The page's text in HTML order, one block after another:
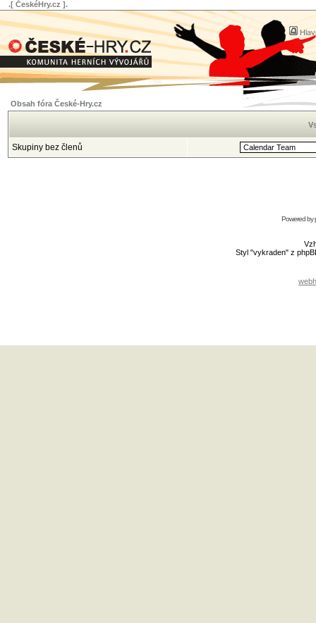
.[ ČeskéHry.cz ].
Obsah fóra České-Hry.cz
Skupiny bez členů
Powered by
Styl "vykraden" z